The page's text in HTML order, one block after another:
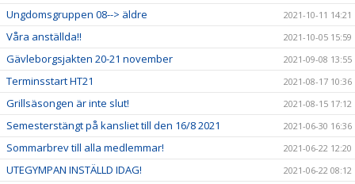
Ungdomsgruppen 08--> äldre 2021-10-11 14:21
Våra anställda!! 2021-10-05 15:59
Gävleborgsjakten 20-21 november 2021-09-08 13:55
Terminsstart HT21 2021-08-17 10:36
Grillsäsongen är inte slut! 2021-08-15 17:12
Semesterstängt på kansliet till den 16/8 2021 2021-06-30 16:36
Sommarbrev till alla medlemmar! 2021-06-22 12:20
UTEGYMPAN INSTÄLLD IDAG! 2021-06-22 08:12